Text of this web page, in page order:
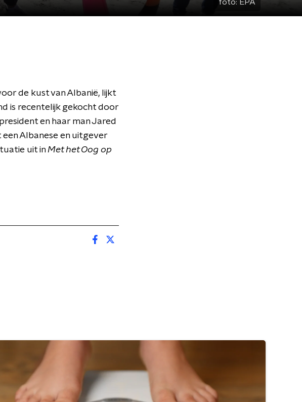
foto: EPA
de kust van Albanië, lijkt
is recentelijk gekocht door
en haar man Jared
een Albanese en uitgever
uit inMet het Oog op